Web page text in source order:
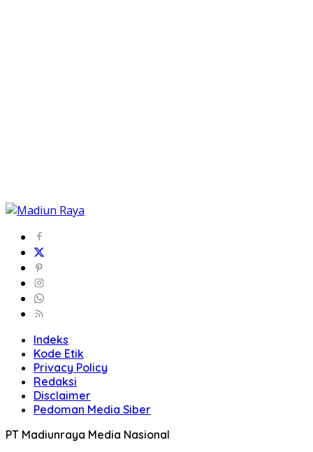
Indeks
Kode Etik
Privacy Policy
Redaksi
Disclaimer
Pedoman Media Siber
PT Madiunraya Media Nasional